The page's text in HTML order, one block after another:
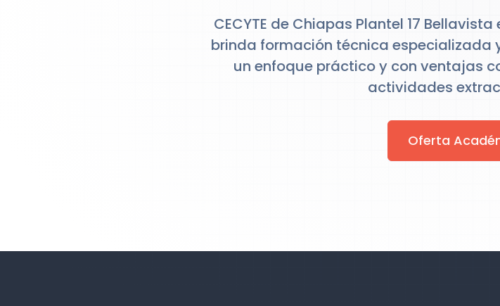
CECYTE de Chiapas Plantel 17
brinda formación técnica especializada
un enfoque práctico y con ventajas
actividades
Oferta